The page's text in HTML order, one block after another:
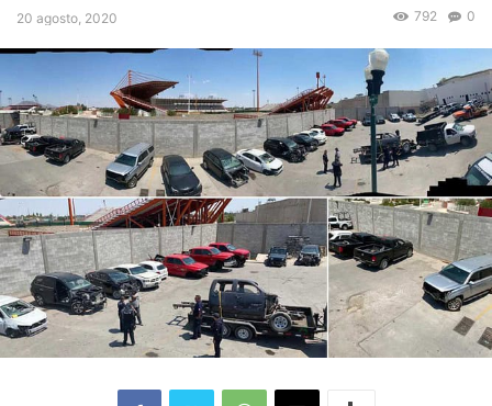
20 agosto, 2020 0
792